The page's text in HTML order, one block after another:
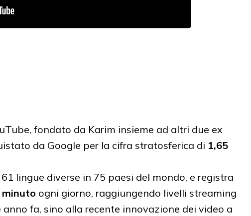
fondato da Karim insieme ad altri due ex
da Google per la cifra stratosferica di 1,65
lingue diverse in 75 paesi del mondo, e registra
minuto ogni giorno, raggiungendo livelli streaming
fa, sino alla recente innovazione dei video a